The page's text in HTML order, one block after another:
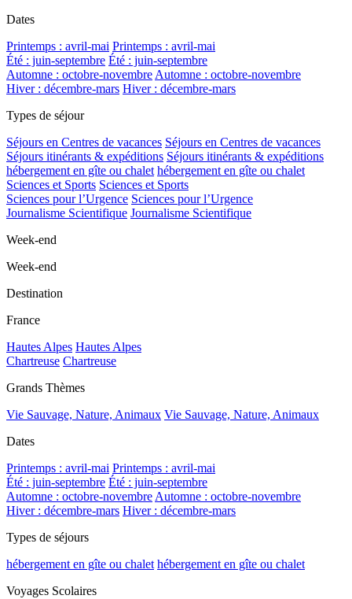
Dates
Printemps : avril-mai Printemps : avril-mai
Été : juin-septembre Été : juin-septembre
Automne : octobre-novembre Automne : octobre-novembre
Hiver : décembre-mars Hiver : décembre-mars
Types de séjour
Séjours en Centres de vacances Séjours en Centres de vacances
Séjours itinérants & expéditions Séjours itinérants & expéditions
hébergement en gîte ou chalet hébergement en gîte ou chalet
Sciences et Sports Sciences et Sports
Sciences pour l’Urgence Sciences pour l’Urgence
Journalisme Scientifique Journalisme Scientifique
Week-end
Week-end
Destination
France
Hautes Alpes Hautes Alpes
Chartreuse Chartreuse
Grands Thèmes
Vie Sauvage, Nature, Animaux Vie Sauvage, Nature, Animaux
Dates
Printemps : avril-mai Printemps : avril-mai
Été : juin-septembre Été : juin-septembre
Automne : octobre-novembre Automne : octobre-novembre
Hiver : décembre-mars Hiver : décembre-mars
Types de séjours
hébergement en gîte ou chalet hébergement en gîte ou chalet
Voyages Scolaires